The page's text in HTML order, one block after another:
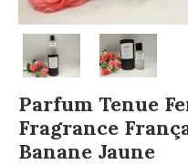
Parfum Tenue
Fragrance
Banane Jaune